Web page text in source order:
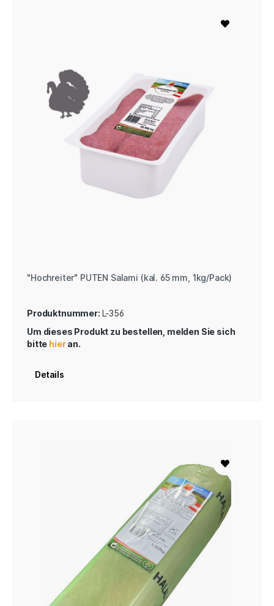
"Hochreiter" PUTEN Salami (kal. 65 mm, 1kg/Pack)
Produktnummer: L-356
Um dieses Produkt zu bestellen, melden Sie sich
bitte hieran.
Details